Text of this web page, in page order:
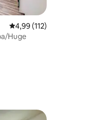
Średnia ocena: 4,99
4,99 (112)
Huge